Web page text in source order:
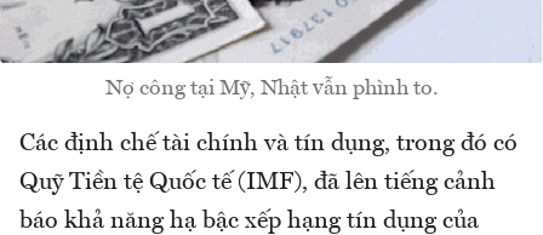
Nợ công tại Mỹ, Nhật vẫn phình to.
Các định chế tài chính và tín dụng, trong đó có
Quỹ Tiền tệ Quốc tế (IMF), đã lên tiếng cảnh
báo khả năng hạ bậc xếp hạng tín dụng của